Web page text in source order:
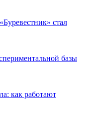
стал
базы
как работают